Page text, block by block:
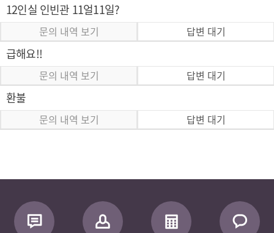
12인실 인빈관 11얼11일?
문의 내역 보기 답변 대기
급해요!!
문의 내역 보기 답변 대기
환불
문의 내역 보기 답변 대기